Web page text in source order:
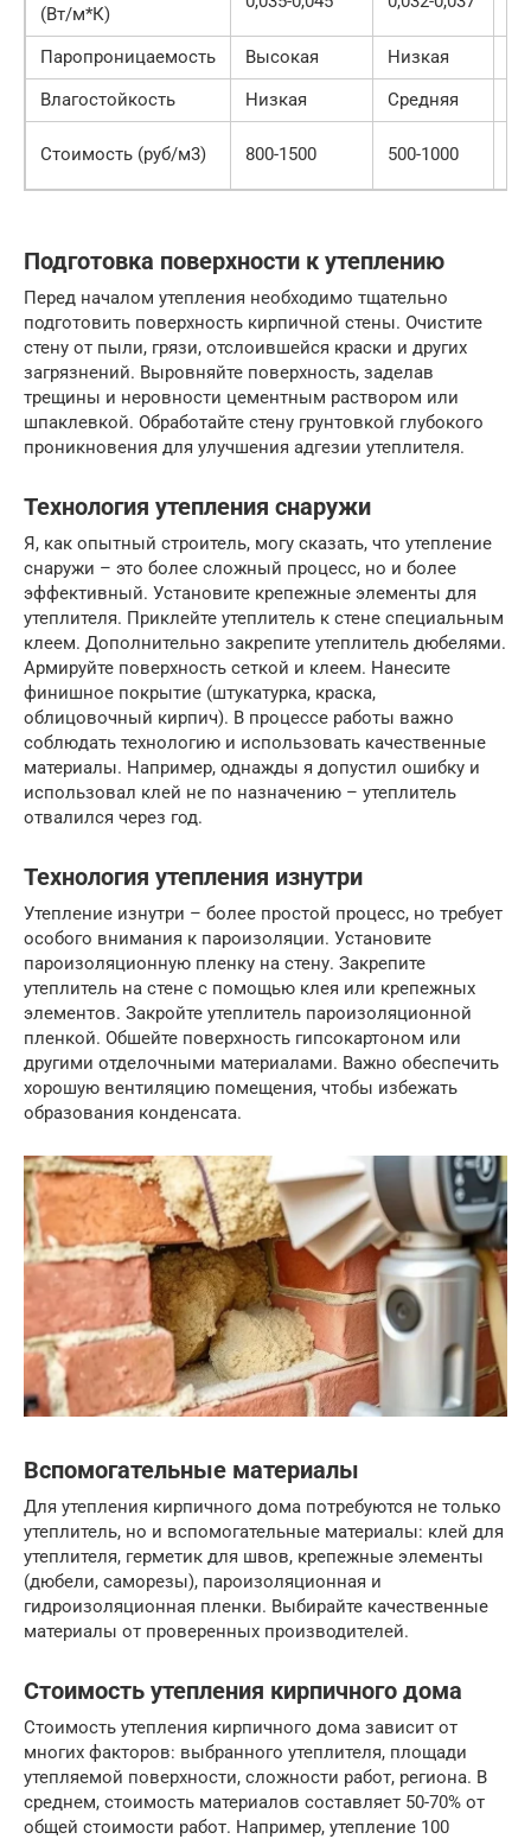
(Вт/м*К)
Паропроницаемость
Высокая Низкая
Влагостойкость
Низкая Средняя
Стоимость (руб/м3) 800-1500 500-1000
Подготовка поверхности к утеплению
Перед началом утепления необходимо тщательно
подготовить поверхность кирпичной стены. Очистите
стену от пыли, грязи, отслоившейся краски и других
загрязнений. Выровняйте поверхность, заделав
трещины и неровности цементным раствором или
шпаклевкой. Обработайте стену грунтовкой глубокого
проникновения для улучшения адгезии утеплителя.
Технология утепления снаружи
Я, как опытный строитель, могу сказать, что утепление
снаружи – это более сложный процесс, но и более
эффективный. Установите крепежные элементы для
утеплителя. Приклейте утеплитель к стене специальным
клеем. Дополнительно закрепите утеплитель дюбелями.
Армируйте поверхность сеткой и клеем. Нанесите
финишное покрытие (штукатурка, краска,
облицовочный кирпич). В процессе работы важно
соблюдать технологию и использовать качественные
материалы. Например, однажды я допустил ошибку и
использовал клей не по назначению – утеплитель
отвалился через год.
Технология утепления изнутри
Утепление изнутри – более простой процесс, но требует
особого внимания к пароизоляции. Установите
пароизоляционную пленку на стену. Закрепите
утеплитель на стене с помощью клея или крепежных
элементов. Закройте утеплитель пароизоляционной
пленкой. Обшейте поверхность гипсокартоном или
другими отделочными материалами. Важно обеспечить
хорошую вентиляцию помещения, чтобы избежать
образования конденсата.
Вспомогательные материалы
Для утепления кирпичного дома потребуются не только
утеплитель, но и вспомогательные материалы: клей для
утеплителя, герметик для швов, крепежные элементы
(дюбели, саморезы), пароизоляционная и
гидроизоляционная пленки. Выбирайте качественные
материалы от проверенных производителей.
Стоимость утепления кирпичного дома
Стоимость утепления кирпичного дома зависит от
многих факторов: выбранного утеплителя, площади
утепляемой поверхности, сложности работ, региона. В
среднем, стоимость материалов составляет 50-70% от
общей стоимости работ. Например, утепление 100